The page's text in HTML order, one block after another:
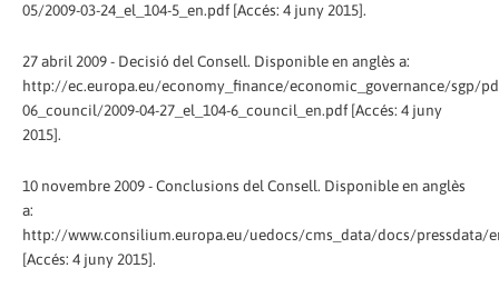
05/2009-03-24_el_104-5_en.pdf [Accés: 4 juny 2015].
27 abril 2009 - Decisió del Consell. Disponible en anglès a:
http://ec.europa.eu/economy_finance/economic_governance/sgp/
06_council/2009-04-27_el_104-6_council_en.pdf [Accés: 4 juny
2015].
10 novembre 2009 - Conclusions del Consell. Disponible en anglès
a:
http://www.consilium.europa.eu/uedocs/cms_data/docs/pressdata/
[Accés: 4 juny 2015].